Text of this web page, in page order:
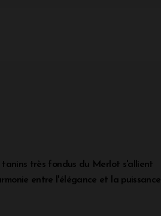
tanins très fondus du Merlot s'allient
entre l'élégance et la puissance